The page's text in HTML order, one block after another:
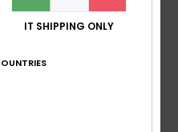
IT SHIPPING ONLY